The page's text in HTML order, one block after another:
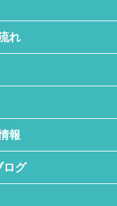
れ
報
ログ